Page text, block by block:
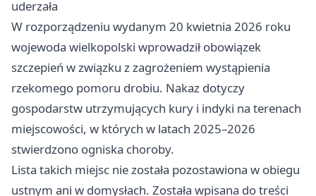
uderzała
W rozporządzeniu wydanym 20 kwietnia 2026 roku
wojewoda wielkopolski wprowadził obowiązek
szczepień w związku z zagrożeniem wystąpienia
rzekomego pomoru drobiu. Nakaz dotyczy
gospodarstw utrzymujących kury i indyki na terenach
miejscowości, w których w latach 2025–2026
stwierdzono ogniska choroby.
Lista takich miejsc nie została pozostawiona w obiegu
ustnym ani w domysłach. Została wpisana do treści